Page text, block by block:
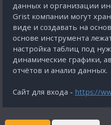
данных и организации
Grist компании могут
виде и создавать на
основе инструмента
настройка таблиц под
динамические графики,
отчётов и анализ данных.
Сайт для входа - https://